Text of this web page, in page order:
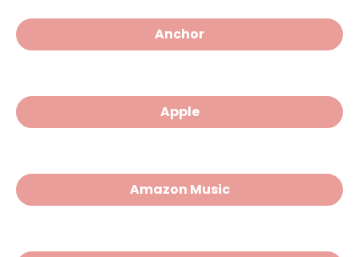
Anchor
Apple
Amazon Music